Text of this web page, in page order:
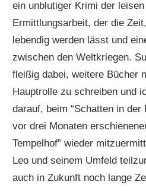
ein unblutiger Krimi der
Ermittlungsarbeit, der die
lebendig werden lässt und
zwischen den Weltkriegen.
fleißig dabei, weitere Bücher
Hauptrolle zu schreiben und
darauf, beim “Schatten in der
vor drei Monaten
Tempelhof” wieder
Leo und seinem Umfeld
auch in Zukunft noch lange